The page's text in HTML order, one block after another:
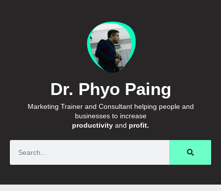
Dr. Phyo Paing
Marketing Trainer and Consultant helping people and
businesses to increase
productivity and profit.